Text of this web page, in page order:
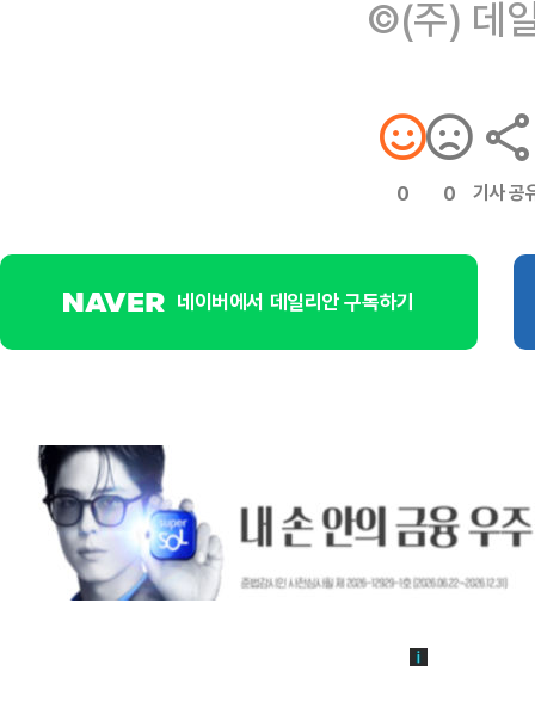
©(주) 데
0 0 기사 공
네이버에서 데일리안 구독하기